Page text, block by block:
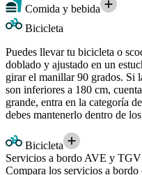
Comida y bebida
Bicicleta
Puedes llevar tu bicicleta o
doblado y ajustado en un
girar el manillar 90 grados. Si
son inferiores a 180 cm,
grande, entra en la categoría
debes mantenerlo dentro de
Bicicleta
Servicios a bordo AVE y
Compara los servicios a